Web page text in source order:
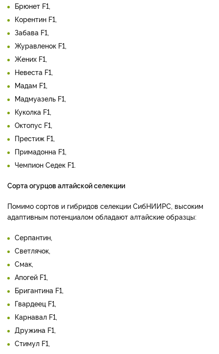
Брюнет F­1,
Корентин F­1,
Забава F­1,
Журавленок F­1,
Жених F­1,
Невеста F­1,
Мадам F­1,
Мадмуазель F­1,
Куколка F­1,
Октопус F­1,
Престиж F­1,
Примадонна F­1,
Чемпион Седек F­1.
Сорта огурцов алтайской селекции
Помимо сортов и гибридов селекции СибНИИРС, высоким
адаптивным потенциалом обладают алтайские образцы:
Серпантин,
Светлячок,
Смак,
Апогей F­1,
Бригантина F­1,
Гвардеец F­1,
Карнавал F­1,
Дружина F­1,
Стимул F­1,